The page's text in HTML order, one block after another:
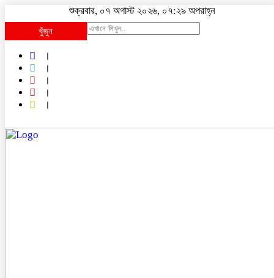
শুক্রবার, ০৭ অগাস্ট ২০২৬, ০৭:২৯ অপরাহ্ন
খুঁজুন